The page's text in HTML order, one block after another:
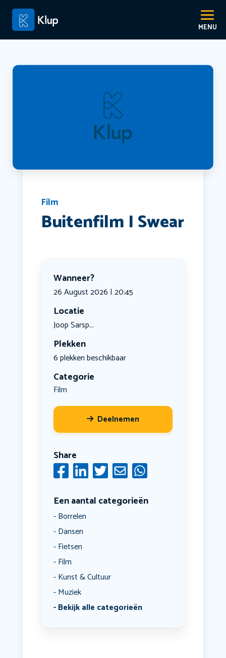
Film
Buitenfilm I Swear
Wanneer?
26 August 2026 | 20:45
Locatie
Joop Sarsp...
Plekken
6 plekken beschikbaar
Categorie
Film
Deelnemen
Share
Een aantal categorieën
Borrelen
Dansen
Fietsen
Film
Kunst & Cultuur
Muziek
Bekijk alle categorieën